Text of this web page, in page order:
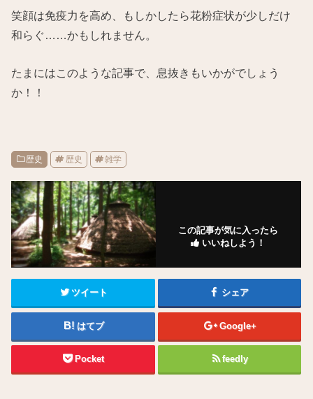
笑顔は免疫力を高め、もしかしたら花粉症状が少しだけ
和らぐ……かもしれません。
たまにはこのような記事で、息抜きもいかがでしょう
か！！
歴史 歴史 雑学
この記事が気に入ったら
いいねしよう！
ツイート シェア
はてブ Google+
Pocket feedly